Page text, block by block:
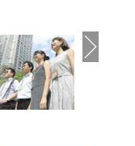
更多 相關連結